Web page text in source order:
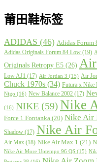
莆田鞋标签
ADIDAS (46) Adidas Forum
Adidas Originals Forum 84 Low (19)
Originals Retropy E5 (26) Air
Low AJ1 (17) Air Jordan 3 (15) Air
Chuck 1970s (34) Futura x Nike
Nigo (16) New Balance 2002 (17)
(16) NIKE (59) Nike
Force 1 Fontanka (20) Nike Air
Shadow (17) Nike Air
Air Max (18) Nike Air Max 1 (21)
Nike Air More Uptempo 96 QS (15)